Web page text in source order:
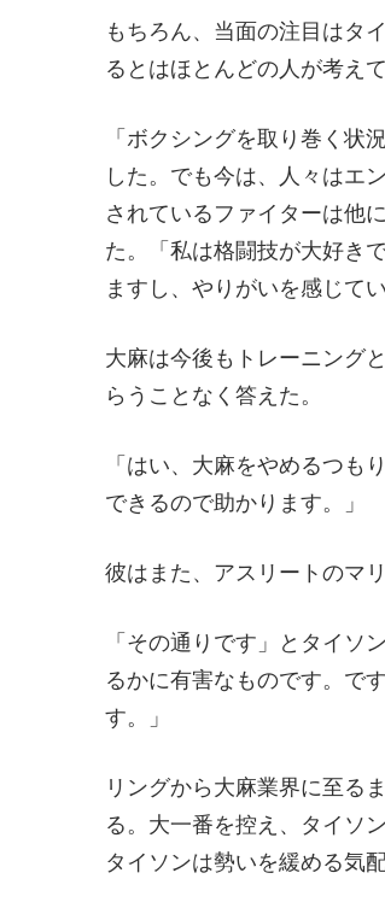
もちろん、当面の注目はタ
るとはほとんどの人が考え
「ボクシングを取り巻く
した。でも今は、人々はエ
されているファイターは他
た。「私は格闘技が大好き
ますし、やりがいを感じて
大麻は今後もトレーニング
らうことなく答えた。
「はい、大麻をやめるつ
できるので助かります。」
彼はまた、アスリートのマ
「その通りです」とタイ
るかに有害なものです。で
す。」
リングから大麻業界に至る
る。大一番を控え、タイソ
タイソンは勢いを緩める気